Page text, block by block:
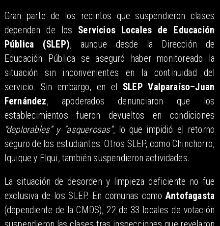
Gran parte de los recintos que suspendieron clases
dependen de los Servicios Locales de Educación
Pública (SLEP), aunque desde la Dirección de
Educación Pública se aseguró haber monitoreado la
situación sin inconvenientes en la continuidad del
servicio. Sin embargo, en el SLEP Valparaíso–Juan
Fernández, apoderados denunciaron que los
establecimientos fueron devueltos en condiciones
“deplorables” y “asquerosas”, lo que impidió el retorno
seguro de los estudiantes. Otros SLEP, como Chinchorro,
Iquique y Elqui, también suspendieron actividades.
La situación de desorden y limpieza deficiente no fue
exclusiva de los SLEP. En comunas comoAntofagasta
(dependiente de la CMDS), 22 de 33 locales de votación